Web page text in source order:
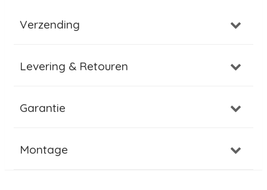
Verzending
Levering & Retouren
Garantie
Montage